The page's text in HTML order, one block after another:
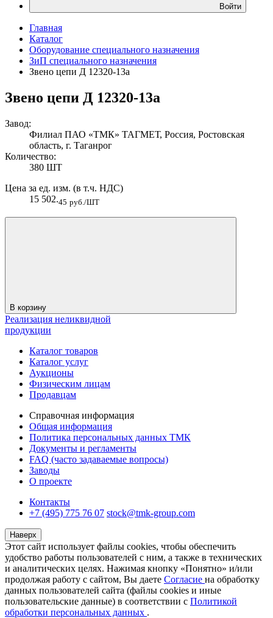
Войти
Главная
Каталог
Оборудование специального назначения
ЗиП специального назначения
Звено цепи Д 12320-13а
Звено цепи Д 12320-13а
Завод:
Филиал ПАО «ТМК» ТАГМЕТ, Россия, Ростовская
область, г. Таганрог
Количество:
380 ШТ
Цена за ед. изм. (в т.ч. НДС)
15 502.45 руб./ШТ
В корзину
Реализация неликвидной
продукции
Каталог товаров
Каталог услуг
Аукционы
Физическим лицам
Продавцам
Справочная информация
Общая информация
Политика персональных данных ТМК
Документы и регламенты
FAQ (часто задаваемые вопросы)
Заводы
О проекте
Контакты
+7 (495) 775 76 07 stock@tmk-group.com
Наверх
Этот сайт использует файлы cookies, чтобы обеспечить
удобство работы пользователей с ним, а также в технических
и аналитических целях. Нажимая кнопку «Понятно» и/или
продолжая работу с сайтом, Вы даете Согласие на обработку
данных пользователей сайта (файлы cookies и иные
пользовательские данные) в соответствии с Политикой
обработки персональных данных .